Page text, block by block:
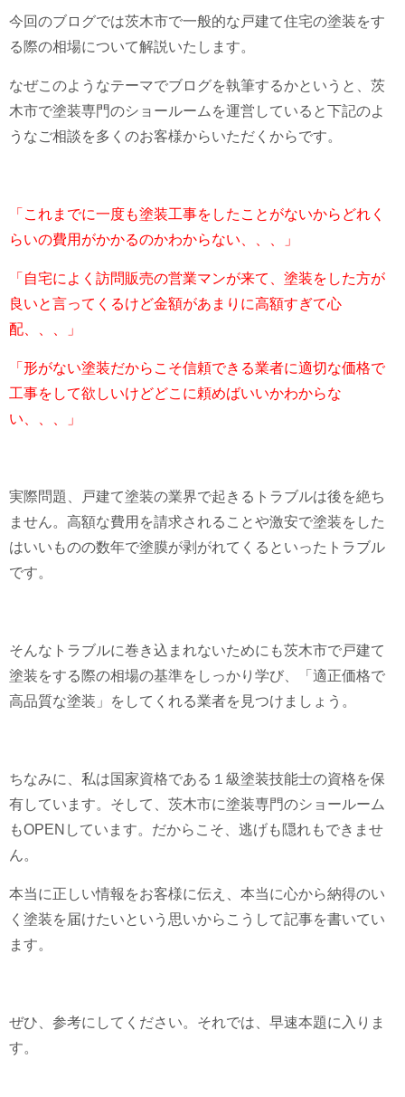
今回のブログでは茨木市で一般的な戸建て住宅の塗装をす
る際の相場について解説いたします。
なぜこのようなテーマでブログを執筆するかというと、茨
木市で塗装専門のショールームを運営していると下記のよ
うなご相談を多くのお客様からいただくからです。
「これまでに一度も塗装工事をしたことがないからどれく
らいの費用がかかるのかわからない、、、」
「自宅によく訪問販売の営業マンが来て、塗装をした方が
良いと言ってくるけど金額があまりに高額すぎて心
配、、、」
「形がない塗装だからこそ信頼できる業者に適切な価格で
工事をして欲しいけどどこに頼めばいいかわからな
い、、、」
実際問題、戸建て塗装の業界で起きるトラブルは後を絶ち
ません。高額な費用を請求されることや激安で塗装をした
はいいものの数年で塗膜が剥がれてくるといったトラブル
です。
そんなトラブルに巻き込まれないためにも茨木市で戸建て
塗装をする際の相場の基準をしっかり学び、「適正価格で
高品質な塗装」をしてくれる業者を見つけましょう。
ちなみに、私は国家資格である１級塗装技能士の資格を保
有しています。そして、茨木市に塗装専門のショールーム
もOPENしています。だからこそ、逃げも隠れもできませ
ん。
本当に正しい情報をお客様に伝え、本当に心から納得のい
く塗装を届けたいという思いからこうして記事を書いてい
ます。
ぜひ、参考にしてください。それでは、早速本題に入りま
す。